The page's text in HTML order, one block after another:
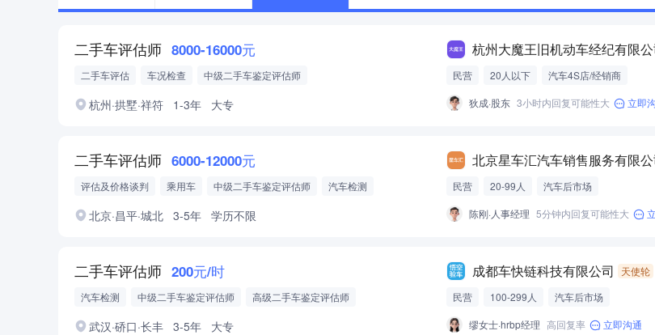
二手车评估师 8000-16000元
二手车评估 车况检查
中级二手车鉴定评估师
杭州·拱墅·祥符 1-3年 大专
杭州大魔王旧机动车经纪有限
民营 20人以下
汽车4S店/经销商
狄成·股东 3小时内回复可能性大 立即
二手车评估师 6000-12000元
评估及价格谈判 乘用车 中级二手车鉴定评估师
汽车检测
北京·昌平·城北 3-5年 学历不限
北京星车汇汽车销售服务有限
民营 20-99人
汽车后市场
陈刚·人事经理 5分钟内回复可能性大
二手车评估师 200元/时
汽车检测 中级二手车鉴定评估师 高级二手车鉴定评估师
武汉·硚口·长丰 3-5年 大专
成都车快链科技有限公司
天使轮
民营
100-299人
汽车后市场
缪女士·hrbp经理 高回复率 立即沟通